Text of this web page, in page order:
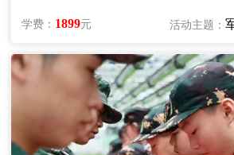
学费： 1899元 活动主题：